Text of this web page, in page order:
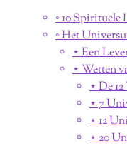
◦ 10 Spirituele
◦ Het
⋆ Een
⋆ Wetten
⋆ De
⋆ 7
⋆ 12
⋆ 20